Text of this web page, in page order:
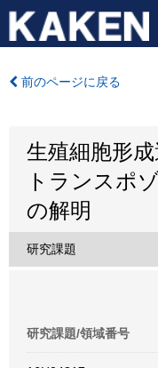
前のページに戻る
生殖細胞形
トランスポ
の解明
研究課題
研究課題/領域番号